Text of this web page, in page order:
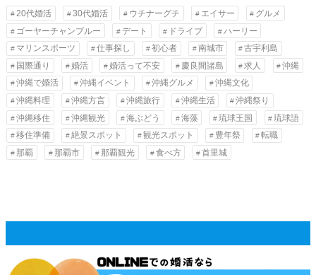
20代婚活 30代婚活 ウチナーグチ エイサー
グルメ
ゴーヤーチャンプルー
デート ドライブ
ハーリー
マリンスポーツ
仕事探し 初心者 南城市
古宇利島
国際通り
婚活 婚活って不安 慶良間諸島 求人
沖縄
沖縄で婚活
沖縄イベント 沖縄グルメ
沖縄文化
沖縄料理
沖縄方言 沖縄旅行 沖縄生活
沖縄祭り
沖縄移住
沖縄観光 海ぶどう 海藻 琉球王国
琉球語
移住準備
絶景スポット 観光スポット 豊年祭
転職
那覇
那覇市 那覇観光 食べ方 首里城